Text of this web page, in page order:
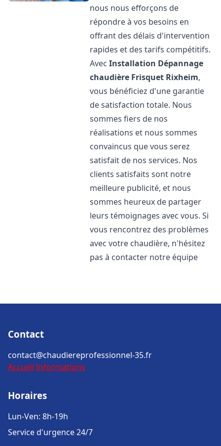
nous nous efforçons de
répondre à vos besoins en
offrant des délais d'intervention
rapides et des tarifs compétitifs.
AvecInstallation Dépannage
chaudière Frisquet Rixheim,
vous bénéficiez d'une garantie
de satisfaction totale. Nous
sommes fiers de nos
réalisations et nous sommes
convaincus que vous serez
satisfait de nos services. Nos
clients satisfaits sont notre
meilleure publicité, et nous
sommes heureux de partager
leurs témoignages avec vous. Si
vous rencontrez des problèmes
avec votre chaudière, n'hésitez
pas à contacter notre équipe
Contact
contact@chaudiereprofessionnel-35.fr
Accueil Informations
Horaires
Lun-Ven: 8h-19h
Service d'urgence 24/7